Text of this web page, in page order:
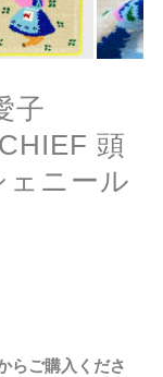
子
頭
ニール
らご購入くださ